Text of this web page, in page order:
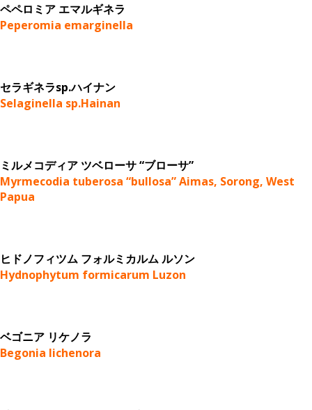
ペペロミア エマルギネラ
Peperomia emarginella
セラギネラsp.ハイナン
Selaginella sp.Hainan
ミルメコディア ツベローサ “ブローサ”
Myrmecodia tuberosa “bullosa” Aimas, Sorong, West
Papua
ヒドノフィツム フォルミカルム ルソン
Hydnophytum formicarum Luzon
ベゴニア リケノラ
Begonia lichenora